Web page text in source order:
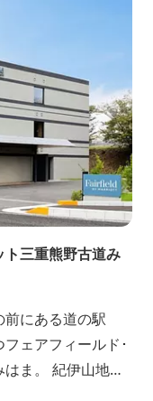
三重熊野古道み
にある道の駅
フェアフィールド･
ま。 紀伊山地を
選ばれた七里御